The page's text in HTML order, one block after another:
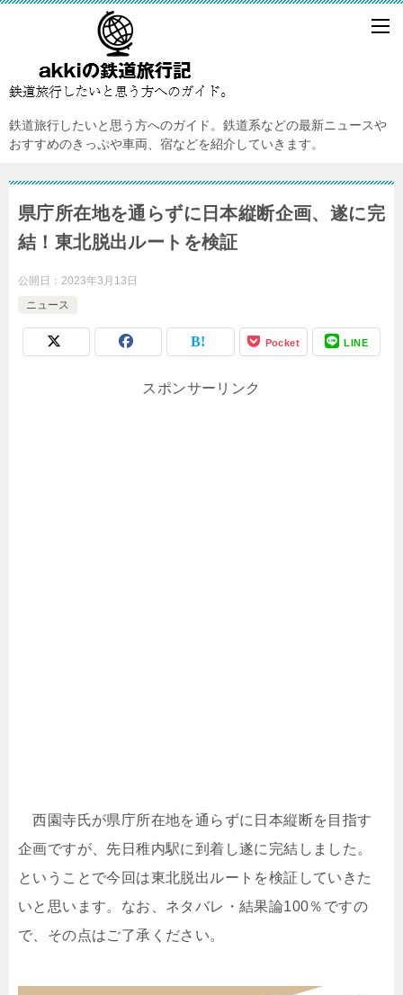
鉄道旅行したいと思う方へのガイド。鉄道系などの最新ニュースや
おすすめのきっぷや車両、宿などを紹介していきます。
県庁所在地を通らずに日本縦断企画、遂に完
結！東北脱出ルートを検証
公開日： 2023年3月13日
ニュース
Pocket LINE
スポンサーリンク
西園寺氏が県庁所在地を通らずに日本縦断を目指す
企画ですが、先日稚内駅に到着し遂に完結しました。
ということで今回は東北脱出ルートを検証していきた
いと思います。なお、ネタバレ・結果論100％ですの
で、その点はご了承ください。